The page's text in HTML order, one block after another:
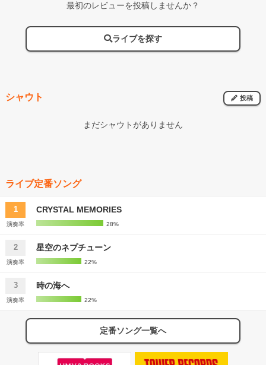
最初のレビューを投稿しませんか？
ライブを探す
シャウト 投稿
まだシャウトがありません
ライブ定番ソング
1 CRYSTAL MEMORIES
演奏率 28%
2 星空のネプチューン
演奏率 22%
3 時の海へ
演奏率 22%
定番ソング一覧へ